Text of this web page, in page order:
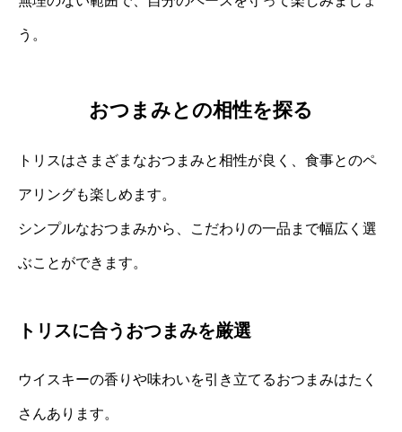
う。
おつまみとの相性を探る
トリスはさまざまなおつまみと相性が良く、食事とのペ
アリングも楽しめます。
シンプルなおつまみから、こだわりの一品まで幅広く選
ぶことができます。
トリスに合うおつまみを厳選
ウイスキーの香りや味わいを引き立てるおつまみはたく
さんあります。